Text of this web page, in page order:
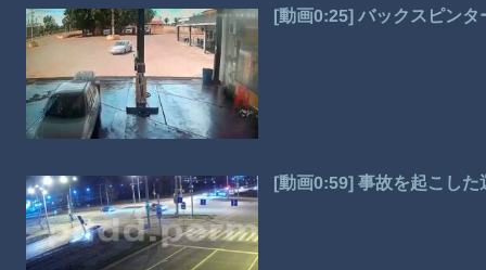
[動画0:25] バックスピンタ
[動画0:59] 事故を起こし